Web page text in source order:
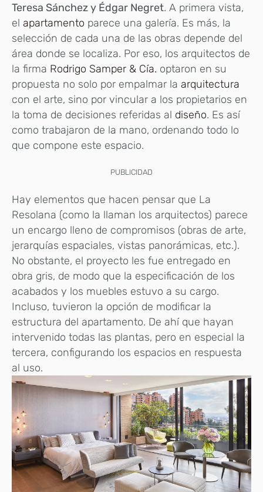
Teresa Sánchez y Édgar Negret. A primera vista,
el apartamento parece una galería. Es más, la
selección de cada una de las obras depende del
área donde se localiza. Por eso, los arquitectos de
la firma Rodrigo Samper & Cía. optaron en su
propuesta no solo por empalmar la arquitectura
con el arte, sino por vincular a los propietarios en
la toma de decisiones referidas al diseño. Es así
como trabajaron de la mano, ordenando todo lo
que compone este espacio.
PUBLICIDAD
Hay elementos que hacen pensar que La
Resolana (como la llaman los arquitectos) parece
un encargo lleno de compromisos (obras de arte,
jerarquías espaciales, vistas panorámicas, etc.).
No obstante, el proyecto les fue entregado en
obra gris, de modo que la especificación de los
acabados y los muebles estuvo a su cargo.
Incluso, tuvieron la opción de modificar la
estructura del apartamento. De ahí que hayan
intervenido todas las plantas, pero en especial la
tercera, configurando los espacios en respuesta
al uso.